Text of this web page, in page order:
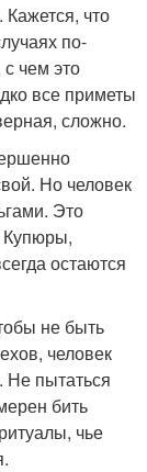
Кажется, что
по-
чем это
все приметы
сложно.
Но человек
Это
Купюры,
остаются
не быть
человек
пытаться
бить
чье